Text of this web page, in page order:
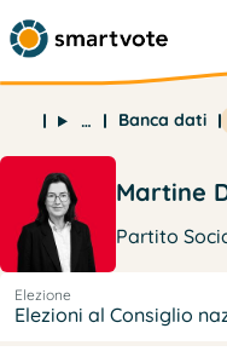
… Banca dati
Martine
Partito
Elezione
Elezioni al Consiglio